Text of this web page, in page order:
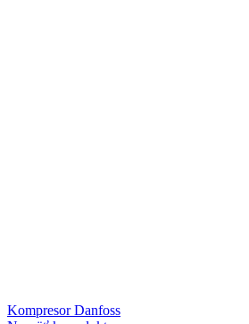
Kompresor Danfoss